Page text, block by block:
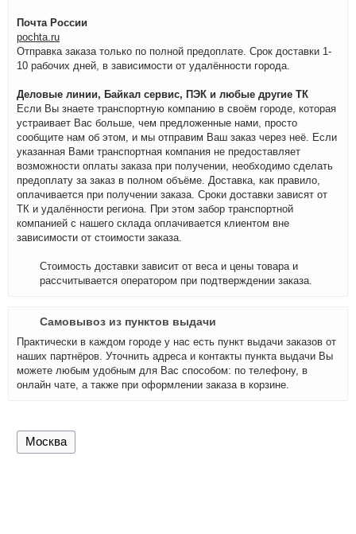
Почта России
pochta.ru
Отправка заказа только по полной предоплате. Срок доставки 1-
10 рабочих дней, в зависимости от удалённости города.
Деловые линии, Байкал сервис, ПЭК и любые другие ТК
Если Вы знаете транспортную компанию в своём городе, которая
устраивает Вас больше, чем предложенные нами, просто
сообщите нам об этом, и мы отправим Ваш заказ через неё. Если
указанная Вами транспортная компания не предоставляет
возможности оплаты заказа при получении, необходимо сделать
предоплату за заказ в полном объёме. Доставка, как правило,
оплачивается при получении заказа. Сроки доставки зависят от
ТК и удалённости региона. При этом забор транспортной
компанией с нашего склада оплачивается клиентом вне
зависимости от стоимости заказа.
Стоимость доставки зависит от веса и цены товара и
рассчитывается оператором при подтверждении заказа.
Самовывоз из пунктов выдачи
Практически в каждом городе у нас есть пункт выдачи заказов от
наших партнёров. Уточнить адреса и контакты пункта выдачи Вы
можете любым удобным для Вас способом: по телефону, в
онлайн чате, а также при оформлении заказа в корзине.
Москва